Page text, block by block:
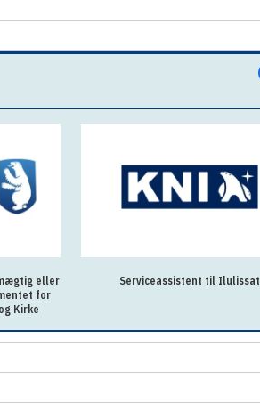
eller
for
Kirke
Serviceassistent til Ilulissat